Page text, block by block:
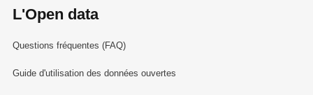
L'Open data
Questions fréquentes (FAQ)
Guide d'utilisation des données ouvertes